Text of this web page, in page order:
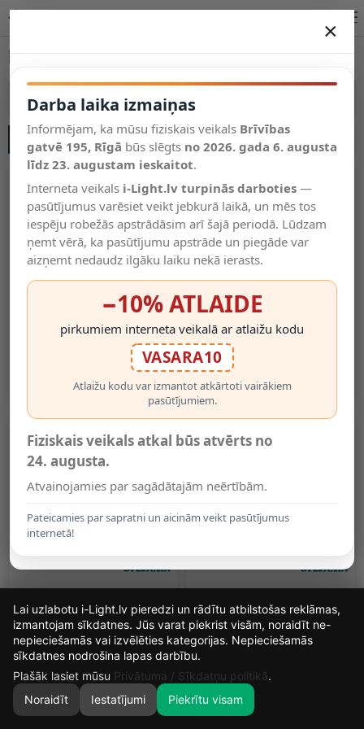
Salīdzināt
Vēlmju
saraksts
Valodas
0
MR16 LED spuldzes (GU5.3) 12V
Vairāk kategoriju
MR16 GU5.3 LED Spuldze
5W 12V 2700K 400 Lm 110°,
Balta (OPTONICA)
2.19€
MR16 LED Spuldze 7W 12V
2800K 600 Lm 110°
2.69€
GU5.3 4,3W 345lm 2700K
36° (Sylvania)
3.29€
4,3W 345lm 2700K 36°
Sylvania
3.29€
×
Darba laika izmaiņas
Informējam, ka mūsu fiziskais veikals Brīvības
gatvē 195, Rīgā būs slēgts no 2026. gada 6. augusta
līdz 23. augustam ieskaitot.
Interneta veikals i-Light.lv turpinās darboties —
pasūtījumus varēsiet veikt jebkurā laikā, un mēs tos
iespēju robežās apstrādāsim arī šajā periodā. Lūdzam
ņemt vērā, ka pasūtījumu apstrāde un piegāde var
aizņemt nedaudz ilgāku laiku nekā ierasts.
−10% ATLAIDE
pirkumiem interneta veikalā ar atlaižu kodu
VASARA10
Atlaižu kodu var izmantot atkārtoti vairākiem
pasūtījumiem.
Fiziskais veikals atkal būs atvērts no
24. augusta.
Atvainojamies par sagādātajām neērtībām.
Pateicamies par sapratni un aicinām veikt pasūtījumus
internetā!
14
DIENAS
13
STUNDAS
1
MIN.
1
Lai uzlabotu i-Light.lv pieredzi un rādītu atbilstošas reklāmas,
izmantojam sīkdatnes. Jūs varat piekrist visām, noraidīt ne-
nepieciešamās vai izvēlēties kategorijas. Nepieciešamās
sīkdatnes nodrošina lapas darbību.
Plašāk lasiet mūsu Privātuma / Sīkdatņu politikā.
Noraidīt
Iestatījumi Piekrītu visam